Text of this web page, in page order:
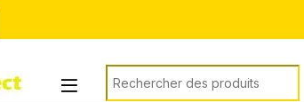
Rechercher: